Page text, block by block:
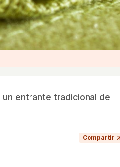
entrante tradicional de
Compartir ↗